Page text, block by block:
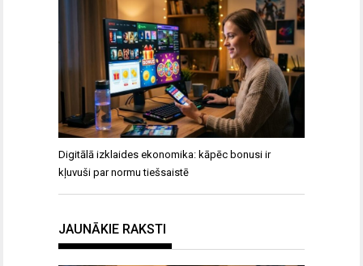
Digitālā izklaides ekonomika: kāpēc bonusi ir
kļuvuši par normu tiešsaistē
JAUNĀKIE RAKSTI